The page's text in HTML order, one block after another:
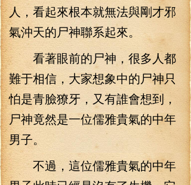
人，看起來根本就無法與剛才邪
氣沖天的尸神聯系起來。
看著眼前的尸神，很多人都
難于相信，大家想象中的尸神只
怕是青臉獠牙，又有誰會想到，
尸神竟然是一位儒雅貴氣的中年
男子。
不過，這位儒雅貴氣的中年